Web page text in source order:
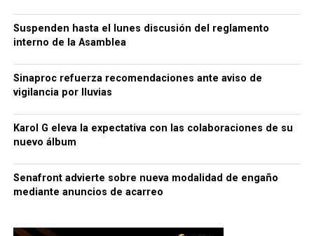
Suspenden hasta el lunes discusión del reglamento
interno de la Asamblea
Sinaproc refuerza recomendaciones ante aviso de
vigilancia por lluvias
Karol G eleva la expectativa con las colaboraciones de su
nuevo álbum
Senafront advierte sobre nueva modalidad de engaño
mediante anuncios de acarreo